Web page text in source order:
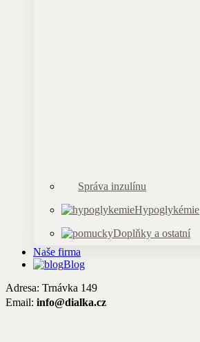
Správa inzulínu
Hypoglykémie
Doplňky a ostatní
Naše firma
Blog
Adresa: Trnávka 149
Email: info@dialka.cz